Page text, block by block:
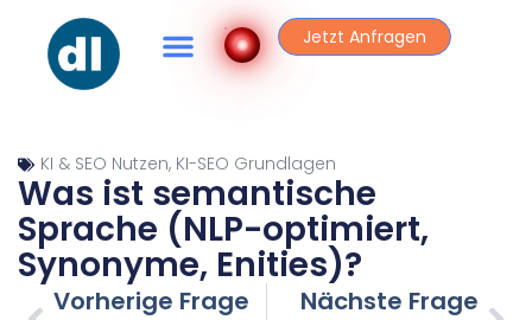
Jetzt Anfragen
KI & SEO Nutzen, KI-SEO Grundlagen
Was ist semantische
Sprache (NLP-optimiert,
Synonyme, Enities)?
Vorherige Frage
Nächste Frage